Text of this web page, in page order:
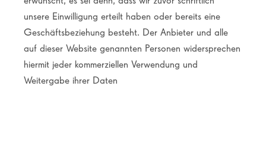
unsere Einwilligung erteilt haben oder bereits eine
Geschäftsbeziehung besteht. Der Anbieter und alle
auf dieser Website genannten Personen widersprechen
hiermit jeder kommerziellen Verwendung und
Weitergabe ihrer Daten